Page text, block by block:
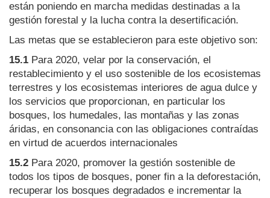
están poniendo en marcha medidas destinadas a la
gestión forestal y la lucha contra la desertificación.
Las metas que se establecieron para este objetivo son:
15.1 Para 2020, velar por la conservación, el
restablecimiento y el uso sostenible de los ecosistemas
terrestres y los ecosistemas interiores de agua dulce y
los servicios que proporcionan, en particular los
bosques, los humedales, las montañas y las zonas
áridas, en consonancia con las obligaciones contraídas
en virtud de acuerdos internacionales
15.2 Para 2020, promover la gestión sostenible de
todos los tipos de bosques, poner fin a la deforestación,
recuperar los bosques degradados e incrementar la